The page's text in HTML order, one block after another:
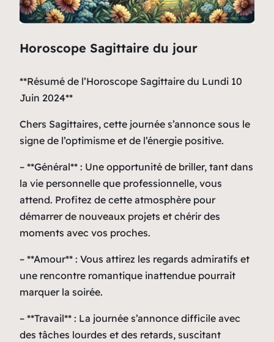
Horoscope Sagittaire du jour
**Résumé de l’Horoscope Sagittaire du Lundi 10
Juin 2024**
Chers Sagittaires, cette journée s’annonce sous le
signe de l’optimisme et de l’énergie positive.
– **Général** : Une opportunité de briller, tant dans
la vie personnelle que professionnelle, vous
attend. Profitez de cette atmosphère pour
démarrer de nouveaux projets et chérir des
moments avec vos proches.
– **Amour** : Vous attirez les regards admiratifs et
une rencontre romantique inattendue pourrait
marquer la soirée.
– **Travail** : La journée s’annonce difficile avec
des tâches lourdes et des retards, suscitant